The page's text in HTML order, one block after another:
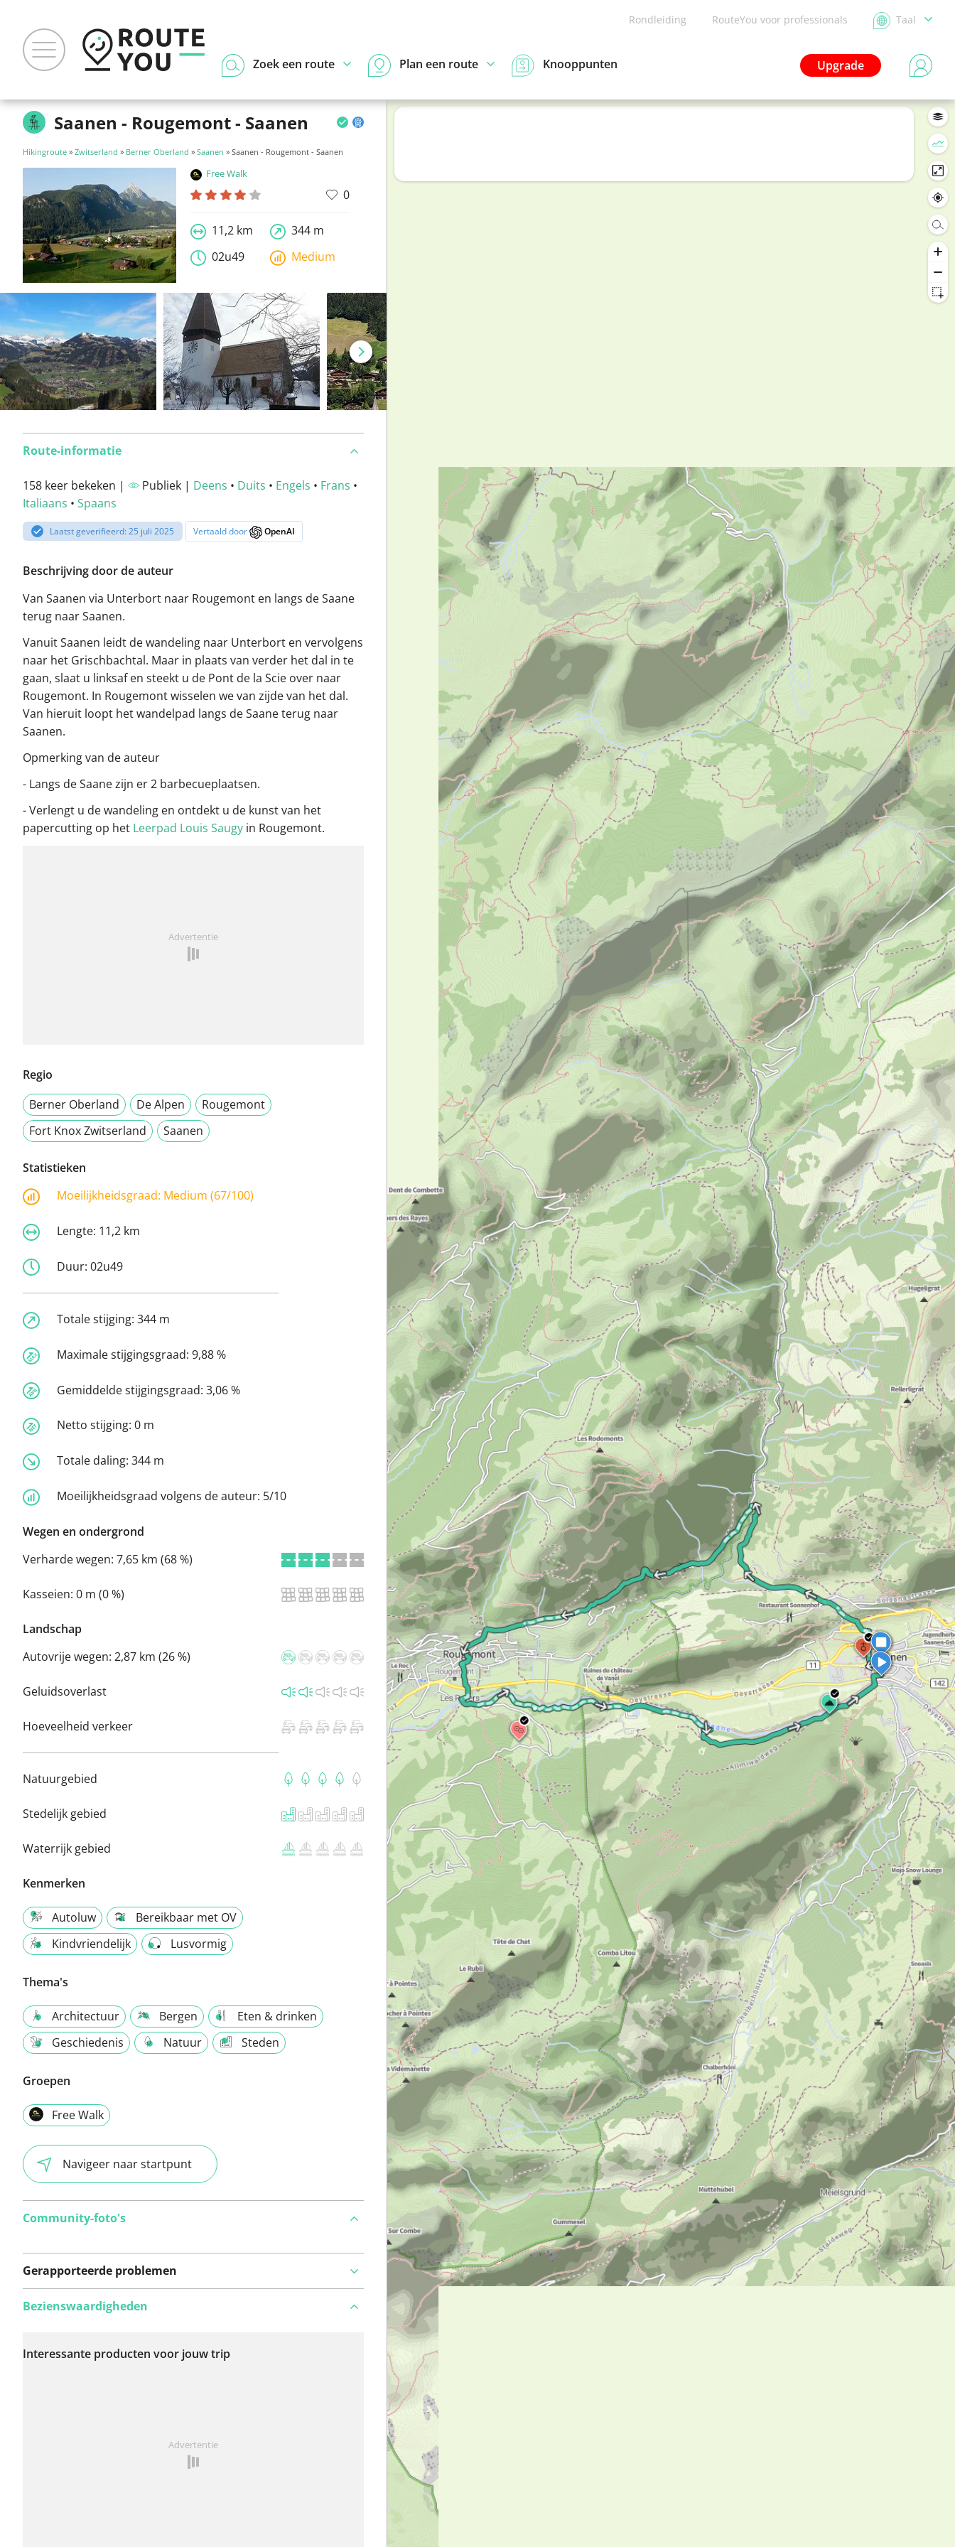
Rondleiding RouteYou voor professionals Taal
Upgrade
Zoek een route Plan een route Knooppunten
Saanen - Rougemont - Saanen
Hikingroute » Zwitserland » Berner Oberland » Saanen » Saanen - Rougemont - Saanen
Free Walk
0
11,2 km
344 m
02u49
Medium
Route-informatie
158 keer bekeken | Publiek | Deens • Duits • Engels • Frans •
Italiaans • Spaans
Laatst geverifieerd: 25 juli 2025 Vertaald door OpenAI
Beschrijving door de auteur
Van Saanen via Unterbort naar Rougemont en langs de Saane
terug naar Saanen.
Vanuit Saanen leidt de wandeling naar Unterbort en vervolgens
naar het Grischbachtal. Maar in plaats van verder het dal in te
gaan, slaat u linksaf en steekt u de Pont de la Scie over naar
Rougemont. In Rougemont wisselen we van zijde van het dal.
Van hieruit loopt het wandelpad langs de Saane terug naar
Saanen.
Opmerking van de auteur
- Langs de Saane zijn er 2 barbecueplaatsen.
- Verlengt u de wandeling en ontdekt u de kunst van het
papercutting op het Leerpad Louis Saugy in Rougemont.
Advertentie
Regio
Berner Oberland
De Alpen
Rougemont
Fort Knox Zwitserland
Saanen
Statistieken
Moeilijkheidsgraad: Medium (67/100)
Lengte: 11,2 km
Duur: 02u49
Totale stijging: 344 m
Maximale stijgingsgraad: 9,88 %
Gemiddelde stijgingsgraad: 3,06 %
Netto stijging: 0 m
Totale daling: 344 m
Moeilijkheidsgraad volgens de auteur: 5/10
Wegen en ondergrond
Verharde wegen: 7,65 km (68 %)
Kasseien: 0 m (0 %)
Landschap
Autovrije wegen: 2,87 km (26 %)
Geluidsoverlast
Hoeveelheid verkeer
Natuurgebied
Stedelijk gebied
Waterrijk gebied
Kenmerken
Autoluw
Bereikbaar met OV
Kindvriendelijk
Lusvormig
Thema's
Architectuur Bergen
Eten & drinken
Geschiedenis
Natuur Steden
Groepen
Free Walk
Navigeer naar startpunt
Community-foto's
Gerapporteerde problemen
problemen op deze
Bezienswaardigheden
Interessante producten voor jouw trip
Advertentie